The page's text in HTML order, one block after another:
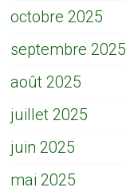
octobre 2025
septembre 2025
août 2025
juillet 2025
juin 2025
mai 2025